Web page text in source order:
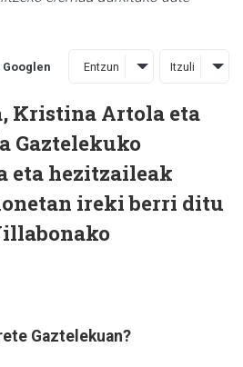
Googlen Entzun Itzuli
Kristina Artola eta
Gaztelekuko
eta hezitzaileak
ireki berri ditu
Gaztelekuan?